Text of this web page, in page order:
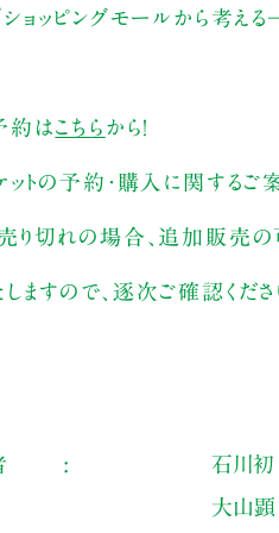
ショッピングモールから考え
約はこちら から！
ットの予約・購入に関するご
売り切れの場合、追加販売
ますので、逐次ご確認くださ
石川初
大山顕